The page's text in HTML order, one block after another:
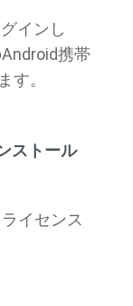
インし
携帯
す。
ストール
イセンス